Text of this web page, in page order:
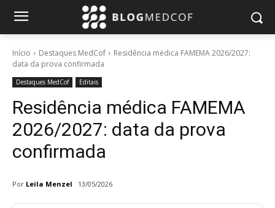
Início Destaques MedCof
Residência médica FAMEMA 2026/2027:
data da prova confirmada
Destaques MedCof Editais
Residência médica FAMEMA
2026/2027: data da prova
confirmada
Por Leila Menzel 13/05/2026